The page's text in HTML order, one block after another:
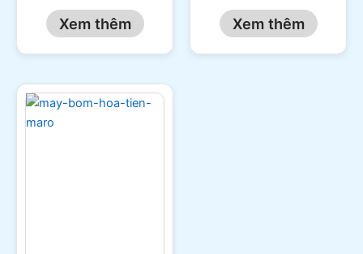
Xem thêm Xem thêm